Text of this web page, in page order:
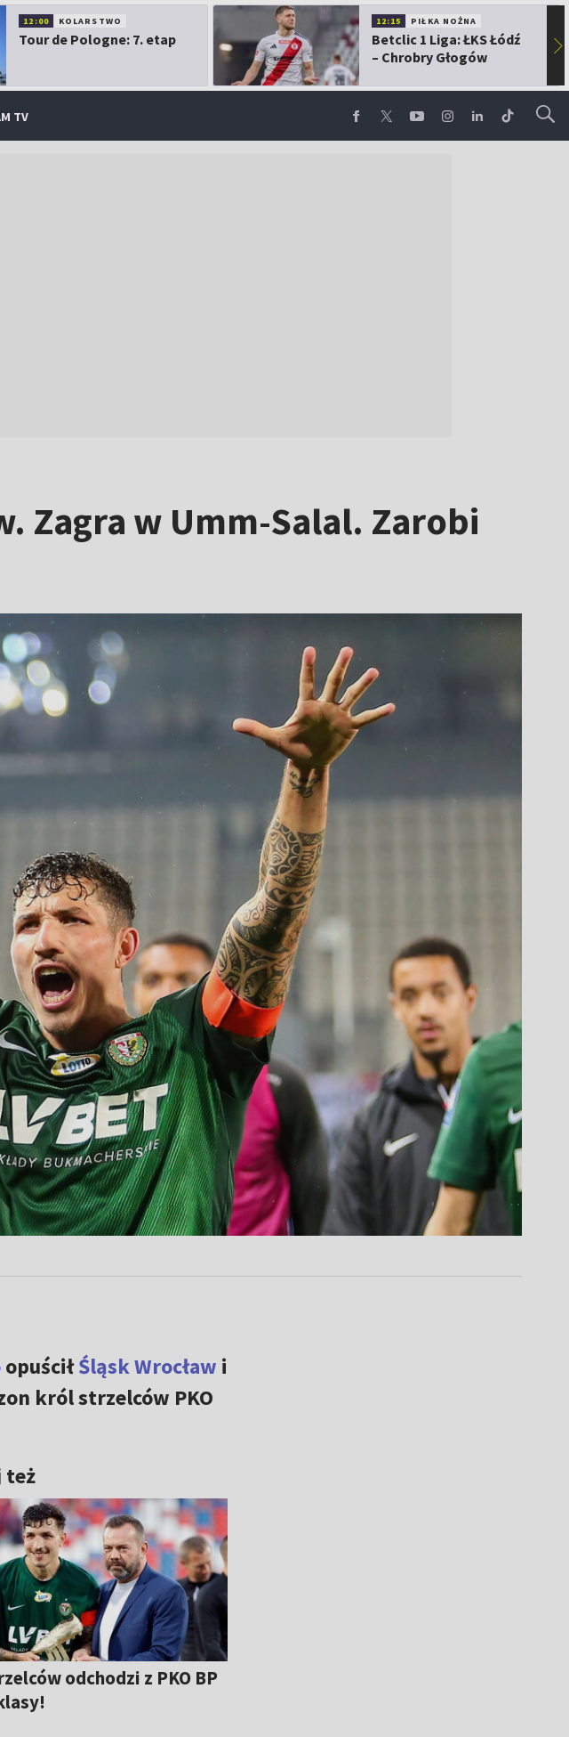
12:00 KOLARSTWO
Tour de Pologne: 7. etap
12:15 PIŁKA NOŻNA
Betclic 1 Liga: ŁKS Łódź
– Chrobry Głogów
▶
TV
Zagra w Umm-Salal. Zarobi
opuściłŚląsk Wrocław i
król strzelców PKO
też
odchodzi z PKO BP